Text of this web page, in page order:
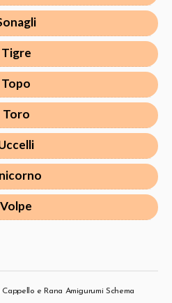
Tigre
Topo
Toro
Volpe
e Rana Amigurumi Schema